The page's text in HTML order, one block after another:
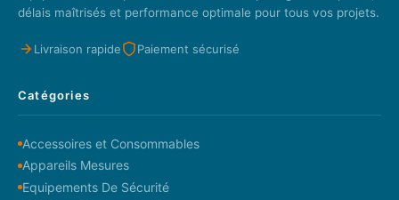
délais maîtrisés et performance optimale pour tous vos projets.
Livraison rapide Paiement sécurisé
Catégories
Accessoires et Consommables
Appareils Mesures
Equipements De Sécurité